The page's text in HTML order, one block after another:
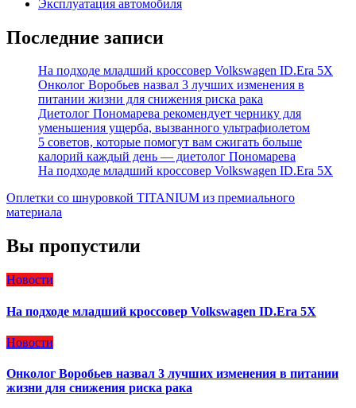
Эксплуатация автомобиля
Последние записи
На подходе младший кроссовер Volkswagen ID.Era 5X
Онколог Воробьев назвал 3 лучших изменения в
питании жизни для снижения риска рака
Диетолог Пономарева рекомендует чернику для
уменьшения ущерба, вызванного ультрафиолетом
5 советов, которые помогут вам сжигать больше
калорий каждый день — диетолог Пономарева
На подходе младший кроссовер Volkswagen ID.Era 5X
Оплетки со шнуровкой TITANIUM из премиального
материала
Вы пропустили
Новости
На подходе младший кроссовер Volkswagen ID.Era 5X
Новости
Онколог Воробьев назвал 3 лучших изменения в питании
жизни для снижения риска рака